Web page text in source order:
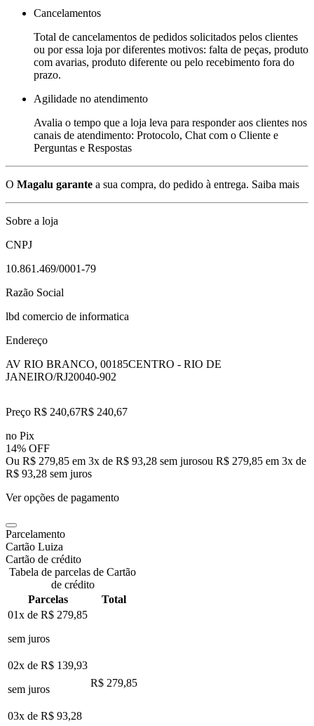
Cancelamentos
Total de cancelamentos de pedidos solicitados pelos clientes
ou por essa loja por diferentes motivos: falta de peças, produto
com avarias, produto diferente ou pelo recebimento fora do
prazo.
Agilidade no atendimento
Avalia o tempo que a loja leva para responder aos clientes nos
canais de atendimento: Protocolo, Chat com o Cliente e
Perguntas e Respostas
O Magalu garante a sua compra, do pedido à entrega. Saiba mais
Sobre a loja
CNPJ
10.861.469/0001-79
Razão Social
lbd comercio de informatica
Endereço
AV RIO BRANCO, 00185CENTRO - RIO DE
JANEIRO/RJ20040-902
Preço R$ 240,67R$ 240,67
no Pix
14% OFF
Ou R$ 279,85 em 3x de R$ 93,28 sem jurosou R$ 279,85 em 3x de
R$ 93,28 sem juros
Ver opções de pagamento
Parcelamento
Cartão Luiza
Cartão de crédito
Tabela de parcelas de Cartão
de crédito
Parcelas
Total
01x de R$ 279,85
sem juros
02x de R$ 139,93
sem juros
R$ 279,85
03x de R$ 93,28